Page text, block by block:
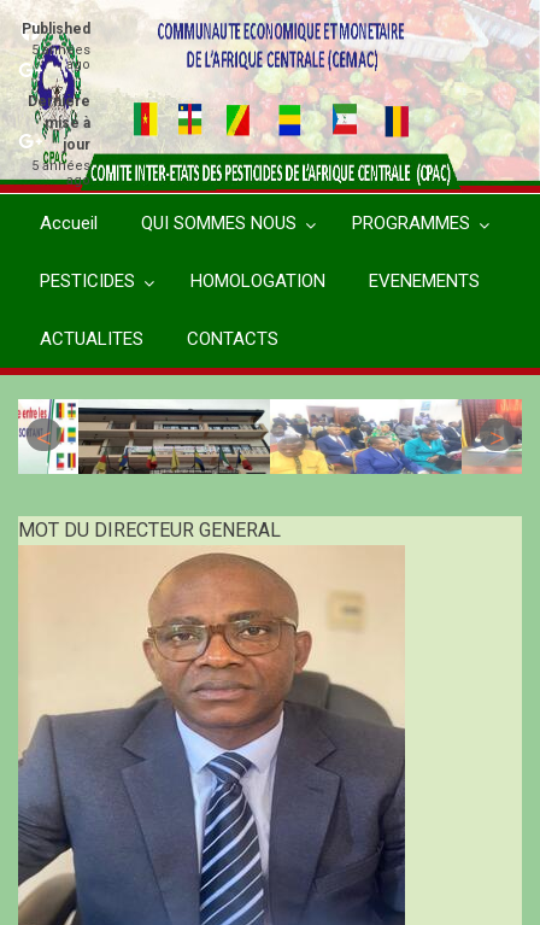
Aller
contenu
principal
Accueil QUI SOMMES NOUS PROGRAMMES
PESTICIDES HOMOLOGATION EVENEMENTS
ACTUALITES CONTACTS
MOT DU DIRECTEUR GENERAL
Published
5 années
ago
Dernière
mise à
jour
5 années
ago